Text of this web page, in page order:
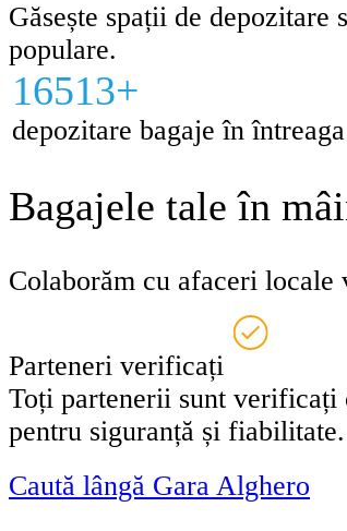
Găsește spații de
populare.
16513+
depozitare bagaje în
Bagajele tale în
Colaborăm cu afaceri
Parteneri verificați
Toți partenerii sunt verificați
pentru siguranță și fiabilitate.
Caută lângă Gara Alghero